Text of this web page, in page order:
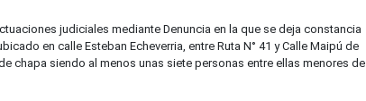
judiciales mediante Denuncia en la que se deja constancia
en calle Esteban Echeverria, entre Ruta N° 41 y Calle Maipú de
chapa siendo al menos unas siete personas entre ellas menores de